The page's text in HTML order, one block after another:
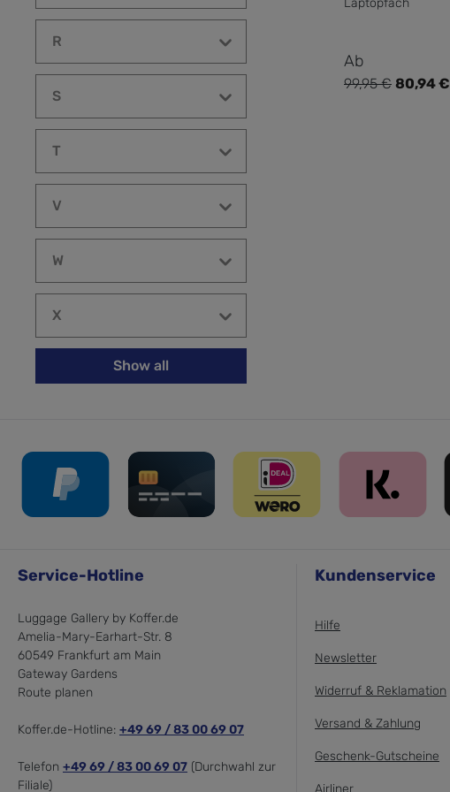
R
S
T
V
W
X
Show all
Verkaufspreis:
Ab
80,94 €
Regulärer Preis:
99,95 €
Service-Hotline
Luggage Gallery by Koffer.de
Amelia-Mary-Earhart-Str. 8
60549 Frankfurt am Main
Gateway Gardens
Route planen
Koffer.de-Hotline: +49 69 / 83 00 69 07
Telefon +49 69 / 83 00 69 07 (Durchwahl zur
Filiale)
Kundenservice
Hilfe
Newsletter
Widerruf & Reklamation
Versand & Zahlung
Geschenk-Gutscheine
Airliner